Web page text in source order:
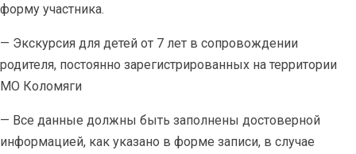
форму участника.
— Экскурсия для детей от 7 лет в сопровождении
родителя, постоянно зарегистрированных на территории
МО Коломяги
— Все данные должны быть заполнены достоверной
информацией, как указано в форме записи, в случае